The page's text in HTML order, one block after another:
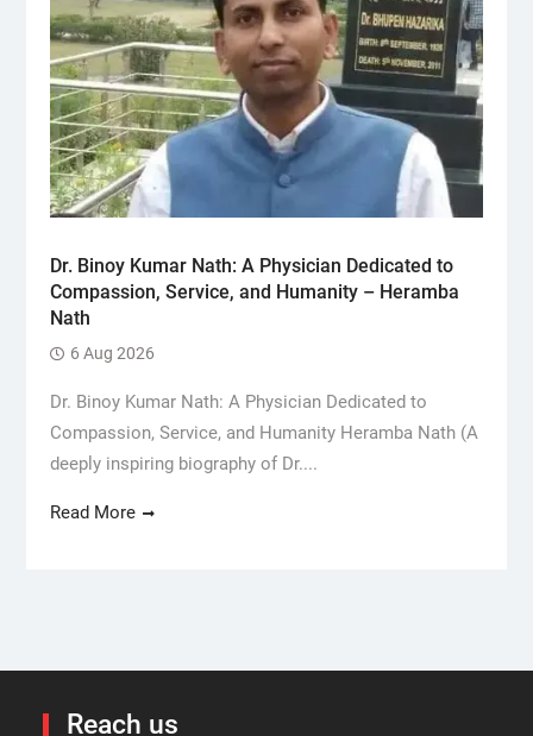
Dr. Binoy Kumar Nath: A Physician Dedicated to
Compassion, Service, and Humanity – Heramba
Nath
6 Aug 2026
Dr. Binoy Kumar Nath: A Physician Dedicated to
Compassion, Service, and Humanity Heramba Nath (A
deeply inspiring biography of Dr....
Read More
Reach us